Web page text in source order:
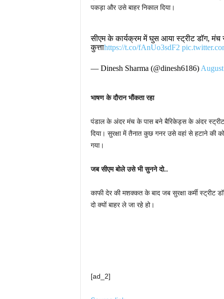
पकड़ा और उसे बाहर निकाल दिया।
सीएम के कार्यक्रम में घुस आया स्ट्रीट डॉग, मंच
कुत्ताhttps://t.co/fAnUo3sdF2
— Dinesh Sharma (@dinesh6186)
भाषण के दौरान भौंकता रहा
पंडाल के अंदर मंच के पास बने बैरिकेड्स के अंदर
दिया। सुरक्षा में तैनात कुछ गनर उसे वहां से हटाने की
गया।
जब सीएम बोले उसे भी सुनने दो..
काफी देर की मशक्कत के बाद जब सुरक्षा कर्मी
दो क्यों बाहर ले जा रहे हो।
[ad_2]